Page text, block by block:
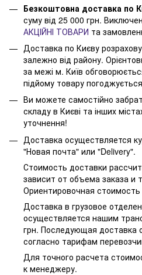
Безкоштовна доставка по
суму від 25 000 грн.
АКЦІЙНІ ТОВАРИ та
Доставка по Києву
залежно від району.
за межі м. Київ
підйому товару
Ви можете самостійно
складу в Києві та інших
уточнення!
Доставка осуществляется
"Новая почта" или "Delivery".
Стоимость доставки
зависит от объема заказа и
Ориентировочная стоимость
Доставка в грузовое
осуществляется нашим
грн. Последующая доставка
согласно тарифам
Для точного расчета
к менеджеру.